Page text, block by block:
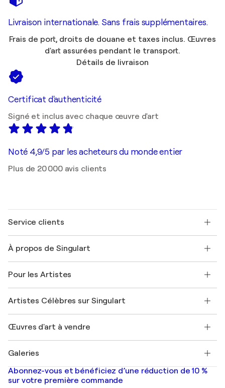
Livraison internationale. Sans frais supplémentaires.
Frais de port, droits de douane et taxes inclus. Œuvres
d'art assurées pendant le transport.
Détails de livraison
Certificat d'authenticité
Signé et inclus avec chaque œuvre d'art
Noté 4,9/5 par les acheteurs du monde entier
Plus de 20 000 avis clients
Service clients
Expédition
Offrir une carte cadeau
Rejoignez notre programme commercial
Mon compte
+33 1 76 44 06 42
À propos de Singulart
FAQ
Magazine Singulart
Emplois
Découvrez une sélection d'art original
Pour les Artistes
Se connecter en tant qu'Artiste
Artistes Célèbres sur Singulart
Marc Chagall
Banksy
Mr. Brainwash
Shepard Fairey
Œuvres d'art à vendre
Tableaux abstraits à vendre
Peintures de paysage
Estampes
Galeries
Galeries d'art en France
Galeries d'art en Belgique
Abonnez-vous et bénéficiez d’une réduction de 10 %
sur votre première commande